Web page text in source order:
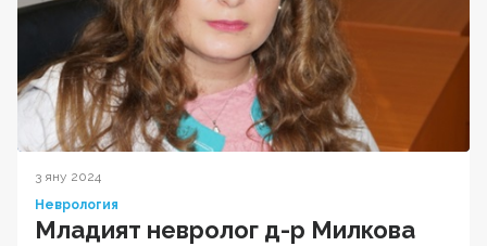
3 яну 2024
Неврология
Младият невролог д-р Милкова